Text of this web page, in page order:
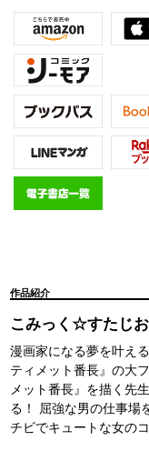
作品紹介
こみっく☆すたじお
漫画家になる夢を叶え
ティメット番長』の大
メット番長』を描く先
る！ 屈強な男の仕事場
チビでキュートな女の